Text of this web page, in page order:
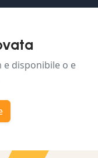
e disponibile o e